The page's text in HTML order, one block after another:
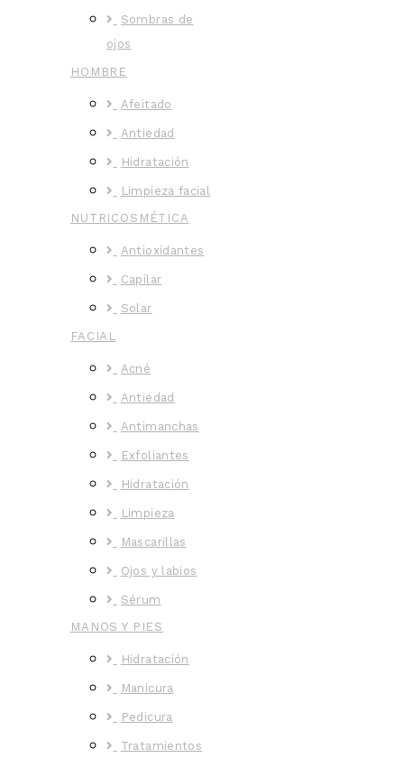
Sombras de
ojos
HOMBRE
Afeitado
Antiedad
Hidratación
Limpieza facial
NUTRICOSMÉTICA
Antioxidantes
Capilar
Solar
FACIAL
Acné
Antiedad
Antimanchas
Exfoliantes
Hidratación
Limpieza
Mascarillas
Ojos y labios
Sérum
MANOS Y PIES
Hidratación
Manicura
Pedicura
Tratamientos